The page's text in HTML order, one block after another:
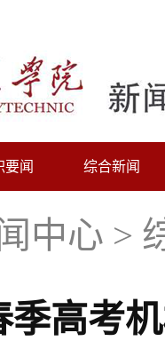
要闻 综合新闻
中心 >
季高考